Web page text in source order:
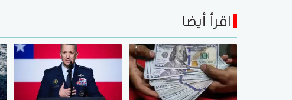
اقرأ أيضا